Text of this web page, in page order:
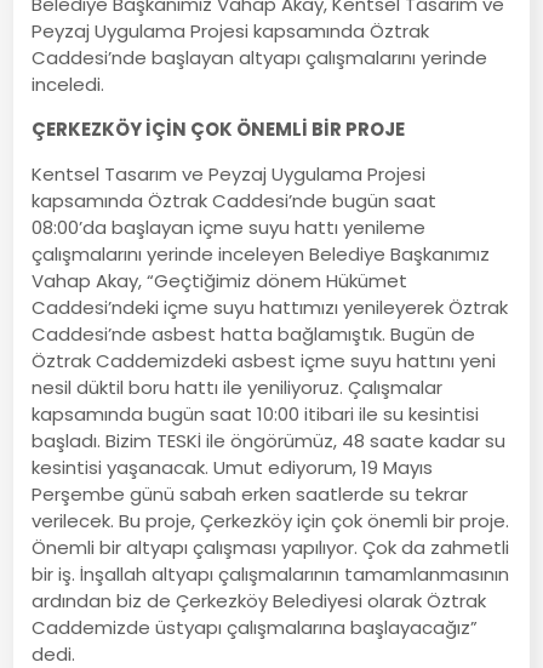
Peyzaj Uygulama Projesi kapsamında Öztrak
Caddesi’nde başlayan altyapı çalışmalarını yerinde
inceledi.
ÇERKEZKÖY İÇİN ÇOK ÖNEMLİ BİR PROJE
Kentsel Tasarım ve Peyzaj Uygulama Projesi
kapsamında Öztrak Caddesi’nde bugün saat
08:00’da başlayan içme suyu hattı yenileme
çalışmalarını yerinde inceleyen Belediye Başkanımız
Vahap Akay, “Geçtiğimiz dönem Hükümet
Caddesi’ndeki içme suyu hattımızı yenileyerek Öztrak
Caddesi’nde asbest hatta bağlamıştık. Bugün de
Öztrak Caddemizdeki asbest içme suyu hattını yeni
nesil düktil boru hattı ile yeniliyoruz. Çalışmalar
kapsamında bugün saat 10:00 itibari ile su kesintisi
başladı. Bizim TESKİ ile öngörümüz, 48 saate kadar su
kesintisi yaşanacak. Umut ediyorum, 19 Mayıs
Perşembe günü sabah erken saatlerde su tekrar
verilecek. Bu proje, Çerkezköy için çok önemli bir proje.
Önemli bir altyapı çalışması yapılıyor. Çok da zahmetli
bir iş. İnşallah altyapı çalışmalarının tamamlanmasının
ardından biz de Çerkezköy Belediyesi olarak Öztrak
Caddemizde üstyapı çalışmalarına başlayacağız”
dedi.